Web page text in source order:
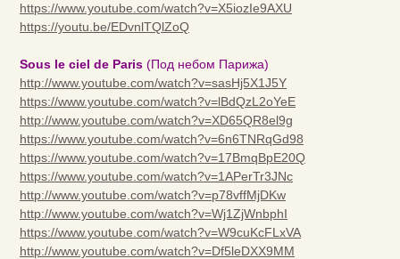
https://www.youtube.com/watch?v=X5iozIe9AXU
https://youtu.be/EDvnlTQlZoQ
Sous le ciel de Paris (Под небом Парижа)
http://www.youtube.com/watch?v=sasHj5X1J5Y
https://www.youtube.com/watch?v=lBdQzL2oYeE
http://www.youtube.com/watch?v=XD65QR8el9g
https://www.youtube.com/watch?v=6n6TNRqGd98
https://www.youtube.com/watch?v=17BmqBpE20Q
https://www.youtube.com/watch?v=1APerTr3JNc
http://www.youtube.com/watch?v=p78vffMjDKw
http://www.youtube.com/watch?v=Wj1ZjWnbphI
https://www.youtube.com/watch?v=W9cuKcFLxVA
http://www.youtube.com/watch?v=Df5leDXX9MM